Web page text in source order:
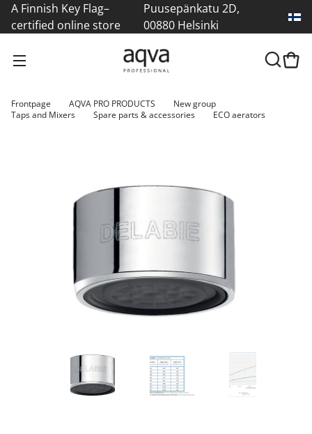
A Finnish Key Flag–
certified online store
Puusepänkatu 2D,
00880 Helsinki
Frontpage AQVA PRO PRODUCTS
New group
Taps and Mixers
Spare parts & accessories ECO aerators